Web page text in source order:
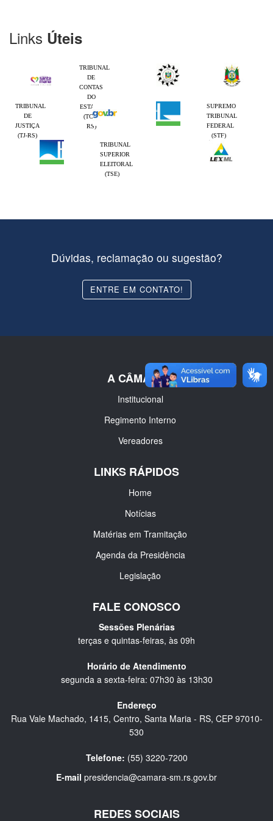
Links Úteis
TRIBUNAL
DE
CONTAS
DO
ESTADO
(TCE-
RS)
TRIBUNAL
DE
JUSTIÇA
(TJ-RS)
SUPREMO
TRIBUNAL
FEDERAL
(STF)
TRIBUNAL
SUPERIOR
ELEITORAL
(TSE)
Dúvidas, reclamação ou sugestão?
ENTRE EM CONTATO!
A CÂMARA
Institucional
Regimento Interno
Vereadores
LINKS RÁPIDOS
Home
Notícias
Matérias em Tramitação
Agenda da Presidência
Legislação
FALE CONOSCO
Sessões Plenárias
terças e quintas-feiras, às 09h
Horário de Atendimento
segunda a sexta-feira: 07h30 às 13h30
Endereço
Rua Vale Machado, 1415, Centro, Santa Maria - RS, CEP 97010-
530
Telefone: (55) 3220-7200
E-mail presidencia@camara-sm.rs.gov.br
REDES SOCIAIS